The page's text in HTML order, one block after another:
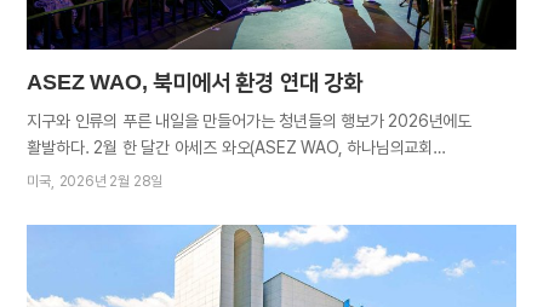
ASEZ WAO, 북미에서 환경 연대 강화
지구와 인류의 푸른 내일을 만들어가는 청년들의 행보가 2026년에도
활발하다. 2월 한 달간 아세즈 와오(ASEZ WAO, 하나님의교회
직장인청년봉사단)가 미국 각지에서 기후위기 극복을 위한 다각적인 활동을
환경의식을 일깨우고, 환경활동을 위한 네트워크를 구축했다. 환경의식
일깨우는 목소리 높여 9일, 미 동부 워싱턴D.C.교회에서 ‘ASEZ WAO
글로벌 리더 포럼’이 열렸다. 외교·교육계 전문가와 기후위기 대응을 위한
미국 2026년 2월 28일